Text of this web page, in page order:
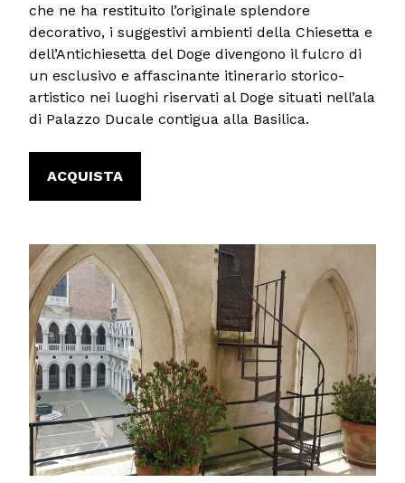
che ne ha restituito l’originale splendore
decorativo, i suggestivi ambienti della Chiesetta e
dell’Antichiesetta del Doge divengono il fulcro di
un esclusivo e affascinante itinerario storico-
artistico nei luoghi riservati al Doge situati nell’ala
di Palazzo Ducale contigua alla Basilica.
ACQUISTA